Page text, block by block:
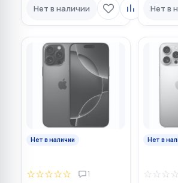
Нет в наличии
Нет в
Нет в наличии
☆☆☆☆☆ 1
Нет в
☆☆☆☆